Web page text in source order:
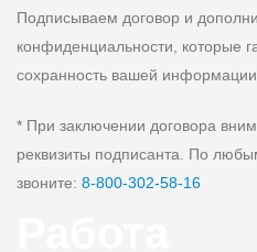
Подписываем договор и
конфиденциальности, которые
сохранность вашей информации
* При заключении договора
реквизиты подписанта. По
звоните: 8‑800‑302‑58‑16